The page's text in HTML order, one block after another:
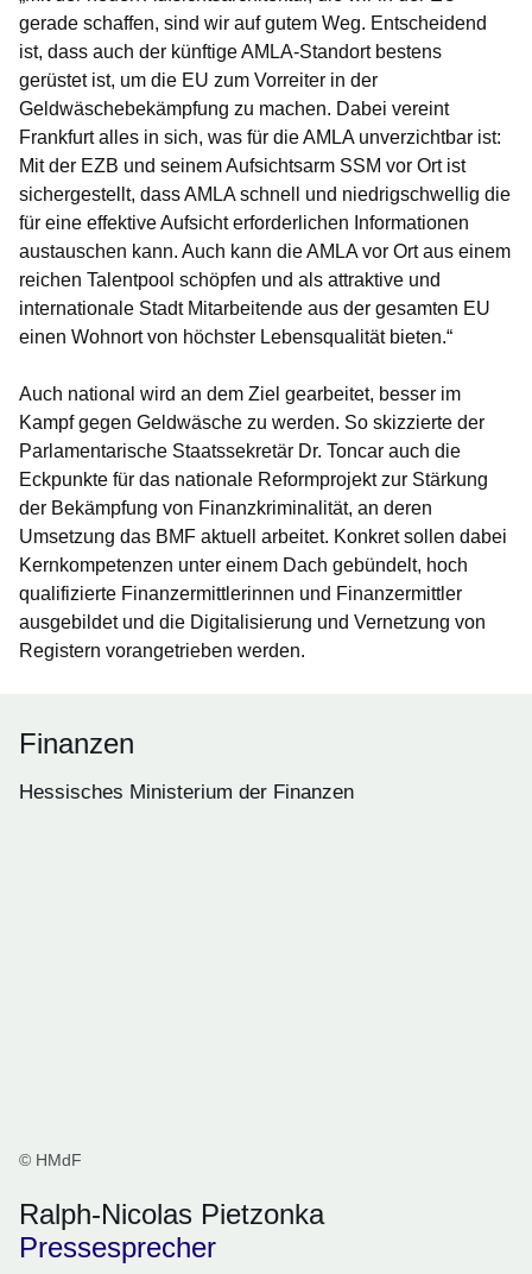
gerade schaffen, sind wir auf gutem Weg. Entscheidend
ist, dass auch der künftige AMLA-Standort bestens
gerüstet ist, um die EU zum Vorreiter in der
Geldwäschebekämpfung zu machen. Dabei vereint
Frankfurt alles in sich, was für die AMLA unverzichtbar ist:
Mit der EZB und seinem Aufsichtsarm SSM vor Ort ist
sichergestellt, dass AMLA schnell und niedrigschwellig die
für eine effektive Aufsicht erforderlichen Informationen
austauschen kann. Auch kann die AMLA vor Ort aus einem
reichen Talentpool schöpfen und als attraktive und
internationale Stadt Mitarbeitende aus der gesamten EU
einen Wohnort von höchster Lebensqualität bieten.“
Auch national wird an dem Ziel gearbeitet, besser im
Kampf gegen Geldwäsche zu werden. So skizzierte der
Parlamentarische Staatssekretär Dr. Toncar auch die
Eckpunkte für das nationale Reformprojekt zur Stärkung
der Bekämpfung von Finanzkriminalität, an deren
Umsetzung das BMF aktuell arbeitet. Konkret sollen dabei
Kernkompetenzen unter einem Dach gebündelt, hoch
qualifizierte Finanzermittlerinnen und Finanzermittler
ausgebildet und die Digitalisierung und Vernetzung von
Registern vorangetrieben werden.
Finanzen
Hessisches Ministerium der Finanzen
© HMdF
Ralph-Nicolas Pietzonka
Pressesprecher